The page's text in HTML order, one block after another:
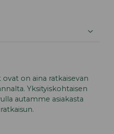
on aina ratkaisevan
Yksityiskohtaisen
autamme asiakasta